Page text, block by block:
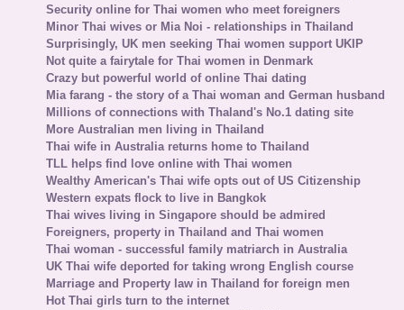
Security online for Thai women who meet foreigners
Minor Thai wives or Mia Noi - relationships in Thailand
Surprisingly, UK men seeking Thai women support UKIP
Not quite a fairytale for Thai women in Denmark
Crazy but powerful world of online Thai dating
Mia farang - the story of a Thai woman and German husband
Millions of connections with Thaland's No.1 dating site
More Australian men living in Thailand
Thai wife in Australia returns home to Thailand
TLL helps find love online with Thai women
Wealthy American's Thai wife opts out of US Citizenship
Western expats flock to live in Bangkok
Thai wives living in Singapore should be admired
Foreigners, property in Thailand and Thai women
Thai woman - successful family matriarch in Australia
UK Thai wife deported for taking wrong English course
Marriage and Property law in Thailand for foreign men
Hot Thai girls turn to the internet